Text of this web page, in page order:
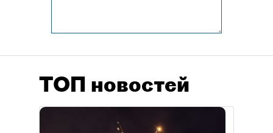
ТОП новостей